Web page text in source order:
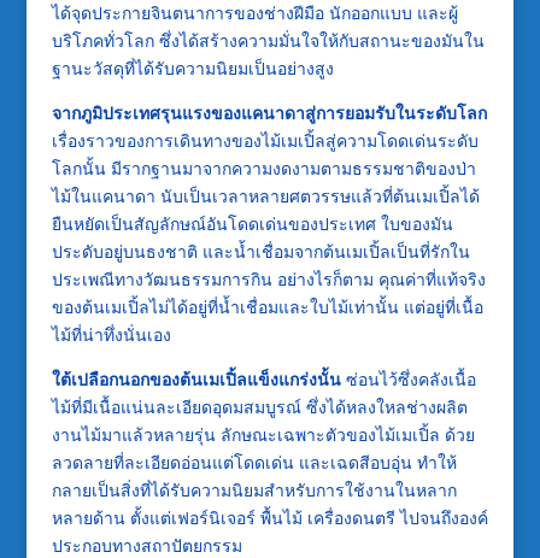
ได้จุดประกายจินตนาการของช่างฝีมือ นักออกแบบ และผู้
บริโภคทั่วโลก ซึ่งได้สร้างความมั่นใจให้กับสถานะของมันใน
ฐานะวัสดุที่ได้รับความนิยมเป็นอย่างสูง
จากภูมิประเทศรุนแรงของแคนาดาสู่การยอมรับในระดับโลก
เรื่องราวของการเดินทางของไม้เมเปิ้ลสู่ความโดดเด่นระดับ
โลกนั้น มีรากฐานมาจากความงดงามตามธรรมชาติของป่า
ไม้ในแคนาดา นับเป็นเวลาหลายศตวรรษแล้วที่ต้นเมเปิ้ลได้
ยืนหยัดเป็นสัญลักษณ์อันโดดเด่นของประเทศ ใบของมัน
ประดับอยู่บนธงชาติ และน้ำเชื่อมจากต้นเมเปิ้ลเป็นที่รักใน
ประเพณีทางวัฒนธรรมการกิน อย่างไรก็ตาม คุณค่าที่แท้จริง
ของต้นเมเปิ้ลไม่ได้อยู่ที่น้ำเชื่อมและใบไม้เท่านั้น แต่อยู่ที่เนื้อ
ไม้ที่น่าทึ่งนั่นเอง
ใต้เปลือกนอกของต้นเมเปิ้ลแข็งแกร่งนั้นซ่อนไว้ซึ่งคลังเนื้อ
ไม้ที่มีเนื้อแน่นละเอียดอุดมสมบูรณ์ ซึ่งได้หลงใหลช่างผลิต
งานไม้มาแล้วหลายรุ่น ลักษณะเฉพาะตัวของไม้เมเปิ้ล ด้วย
ลวดลายที่ละเอียดอ่อนแต่โดดเด่น และเฉดสีอบอุ่น ทำให้
กลายเป็นสิ่งที่ได้รับความนิยมสำหรับการใช้งานในหลาก
หลายด้าน ตั้งแต่เฟอร์นิเจอร์ พื้นไม้ เครื่องดนตรี ไปจนถึงองค์
ประกอบทางสถาปัตยกรรม